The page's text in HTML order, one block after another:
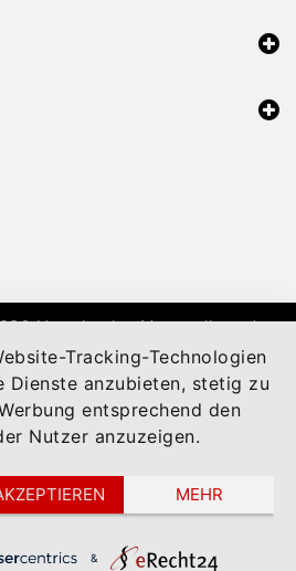
Tracking-Technologien
Dienste anzubieten, stetig zu
entsprechend den
Nutzer anzuzeigen.
MEHR
&
Unterbach e.V. erstellt und
zLiga Vereinshomepage